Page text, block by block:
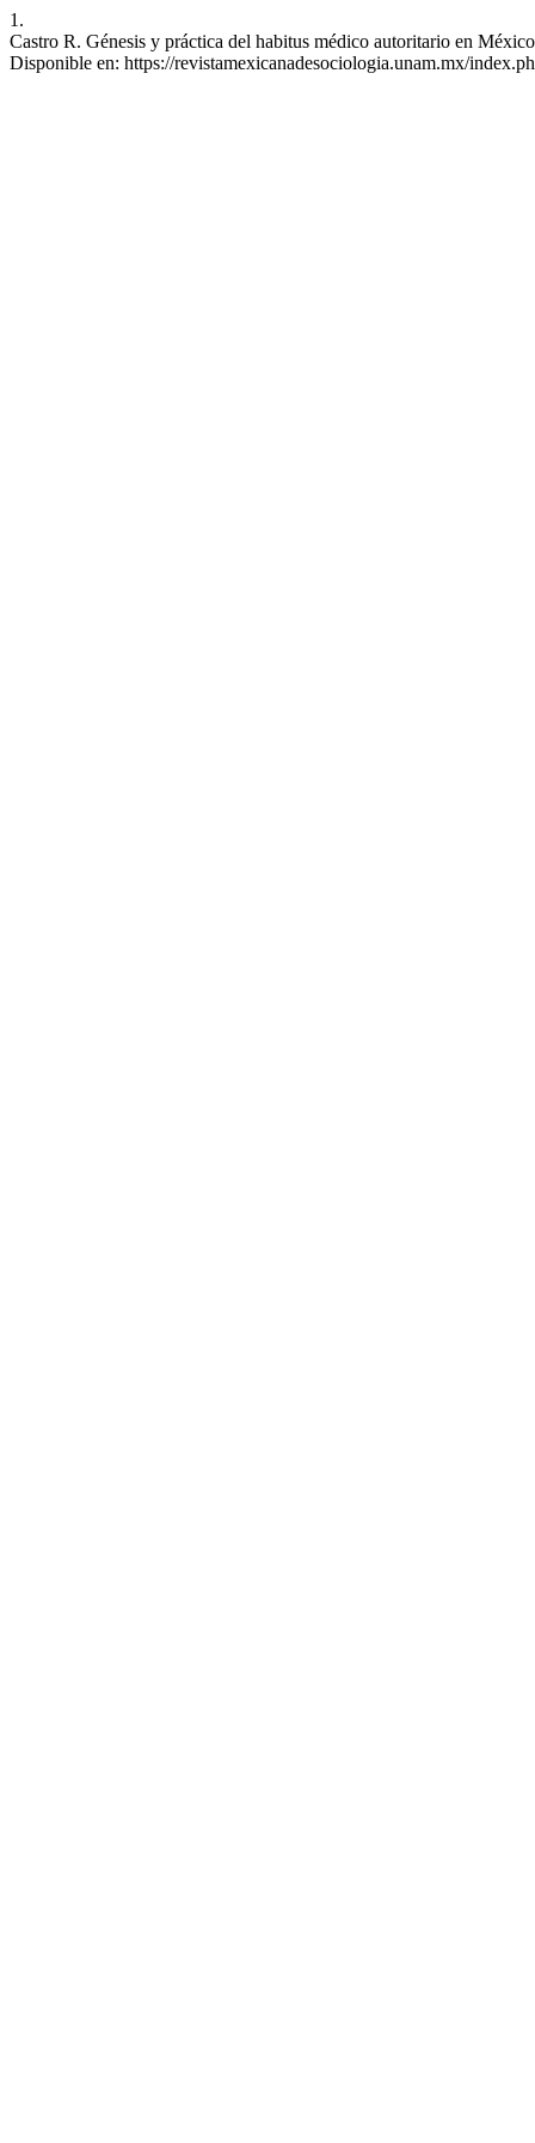
1.
Castro R. Génesis y práctica del habitus médico autoritario en
Disponible en: https://revistamexicanadesociologia.unam.mx/